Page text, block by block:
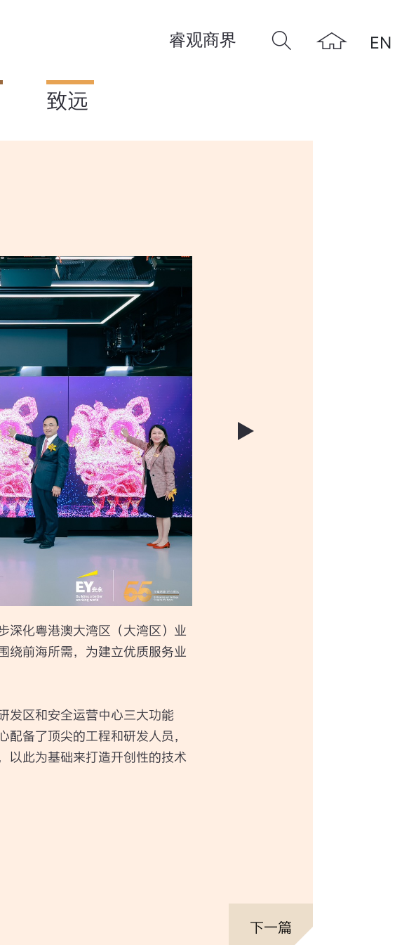
睿观商界 EN
致远
深化粤港澳大湾区（大湾区）业
绕前海所需，为建立优质服务业
发区和安全运营中心三大功能
备了顶尖的工程和研发人员，
以此为基础来打造开创性的技术
下一篇